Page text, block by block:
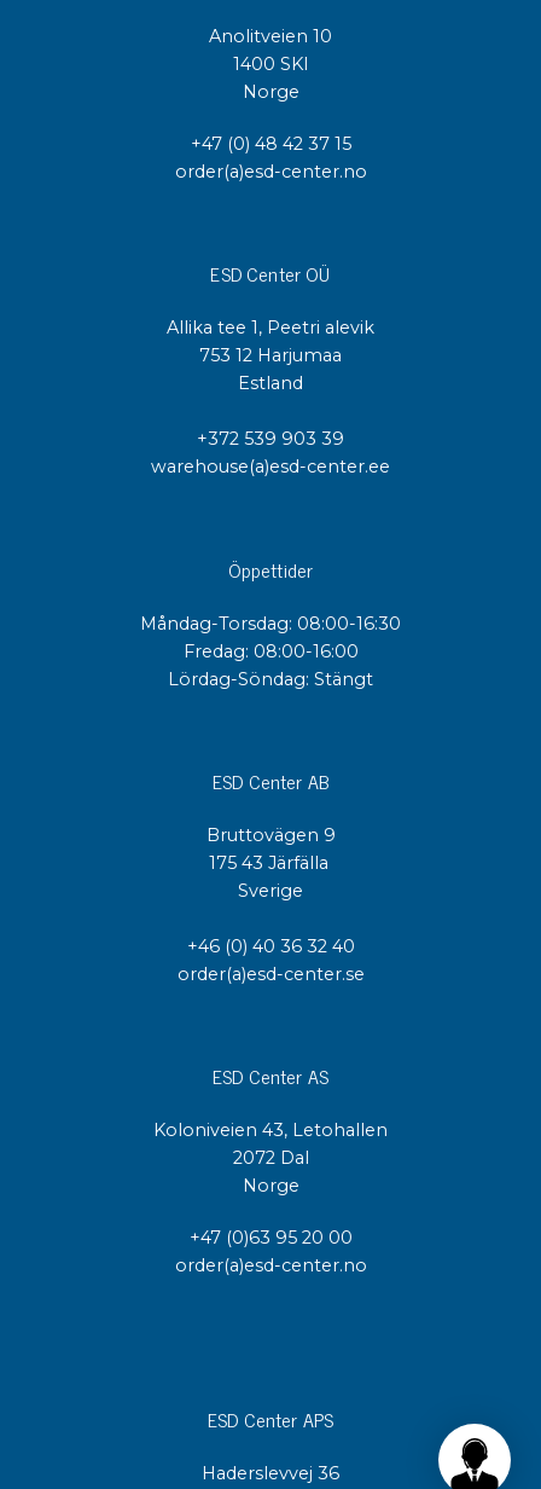
Anolitveien 10
1400 SKI
Norge
+47 (0) 48 42 37 15
order(a)esd-center.no
ESD Center OÜ
Allika tee 1, Peetri alevik
753 12 Harjumaa
Estland
+372 539 903 39
warehouse(a)esd-center.ee
Öppettider
Måndag-Torsdag: 08:00-16:30
Fredag: 08:00-16:00
Lördag-Söndag: Stängt
ESD Center AB
Bruttovägen 9
175 43 Järfälla
Sverige
+46 (0) 40 36 32 40
order(a)esd-center.se
ESD Center AS
Koloniveien 43, Letohallen
2072 Dal
Norge
+47 (0)63 95 20 00
order(a)esd-center.no
ESD Center APS
Haderslevvej 36